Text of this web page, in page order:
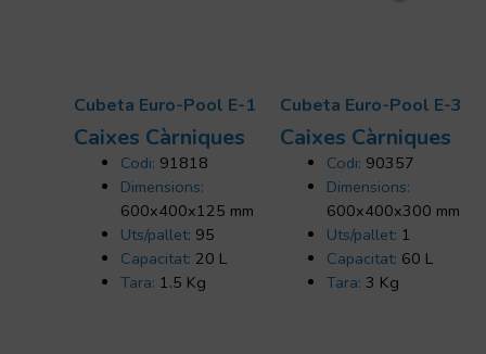
Cubeta Euro-Pool E-1
Caixes Càrniques
Codi: 91818
Dimensions:
600x400x125 mm
Uts/pallet: 95
Capacitat: 20 L
Tara: 1.5 Kg
Cubeta Euro-Pool E-3
Caixes Càrniques
Codi: 90357
Dimensions:
600x400x300 mm
Uts/pallet: 1
Capacitat: 60 L
Tara: 3 Kg